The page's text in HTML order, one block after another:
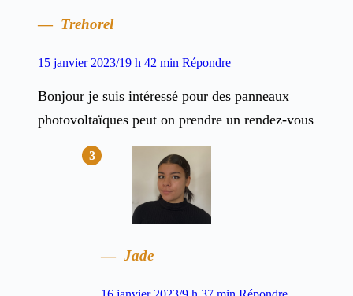
Trehorel
15 janvier 2023/19 h 42 min Répondre
Bonjour je suis intéressé pour des panneaux
photovoltaïques peut on prendre un rendez-vous
Jade